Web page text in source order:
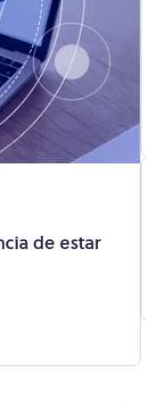
de estar